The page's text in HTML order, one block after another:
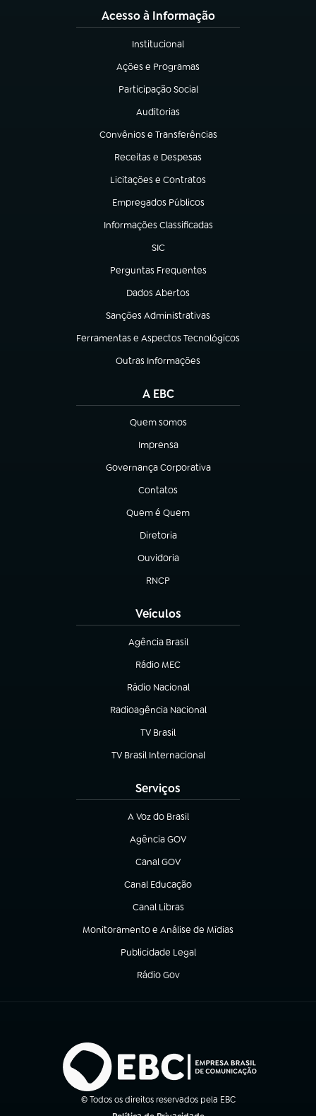
Acesso à Informação
Institucional
(abre em nova aba)
Ações e Programas
(abre em nova aba)
Participação Social
(abre em nova aba)
Auditorias
(abre em nova aba)
Convênios e Transferências
(abre em nova aba)
Receitas e Despesas
(abre em nova aba)
Licitações e Contratos
(abre em nova aba)
Empregados Públicos
(abre em nova aba)
Informações Classificadas
(abre em nova aba)
SIC
(abre em nova aba)
Perguntas Frequentes
(abre em nova aba)
Dados Abertos
(abre em nova aba)
Sanções Administrativas
(abre em nova aba)
Ferramentas e Aspectos Tecnológicos
(abre em nova aba)
Outras Informações
(abre em nova aba)
A EBC
Quem somos
(abre em nova aba)
Imprensa
(abre em nova aba)
Governança Corporativa
(abre em nova aba)
Contatos
(abre em nova aba)
Quem é Quem
(abre em nova aba)
Diretoria
(abre em nova aba)
Ouvidoria
(abre em nova aba)
RNCP
(abre em nova aba)
Veículos
Agência Brasil
(abre em nova aba)
Rádio MEC
(abre em nova aba)
Rádio Nacional
Radioagência Nacional
(abre em nova aba)
TV Brasil
(abre em nova aba)
TV Brasil Internacional
(abre em nova aba)
Serviços
A Voz do Brasil
(abre em nova aba)
Agência GOV
(abre em nova aba)
Canal GOV
(abre em nova aba)
Canal Educação
(abre em nova aba)
Canal Libras
(abre em nova aba)
Monitoramento e Análise de Mídias
(abre em nova aba)
Publicidade Legal
(abre em nova aba)
Rádio Gov
(abre em nova aba)
© Todos os direitos reservados pela EBC